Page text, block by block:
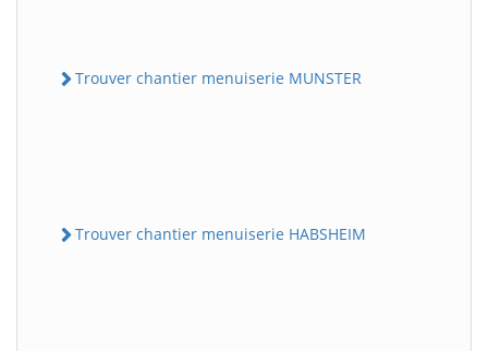
Trouver chantier menuiserie MUNSTER
Trouver chantier menuiserie HABSHEIM